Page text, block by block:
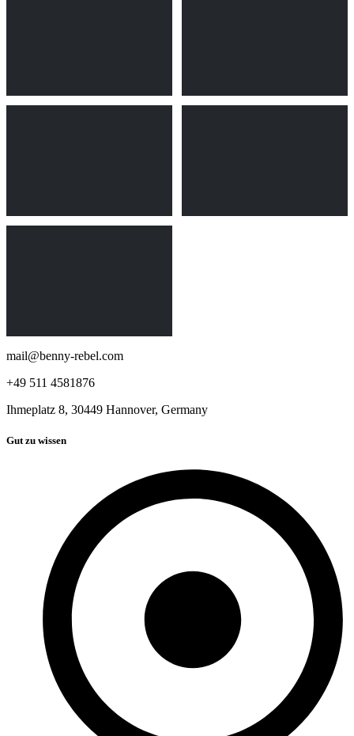
mail@benny-rebel.com
+49 511 4581876
Ihmeplatz 8, 30449 Hannover, Germany
Gut zu wissen